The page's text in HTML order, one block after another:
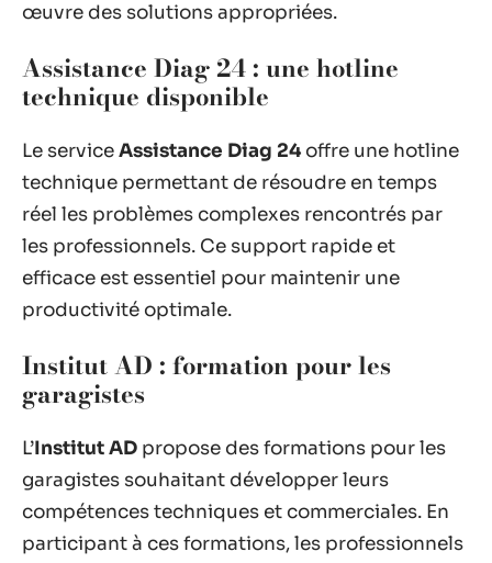
œuvre des solutions appropriées.
Assistance Diag 24 : une hotline
technique disponible
Le serviceAssistance Diag 24 offre une hotline
technique permettant de résoudre en temps
réel les problèmes complexes rencontrés par
les professionnels. Ce support rapide et
efficace est essentiel pour maintenir une
productivité optimale.
Institut AD : formation pour les
garagistes
L’Institut AD propose des formations pour les
garagistes souhaitant développer leurs
compétences techniques et commerciales. En
participant à ces formations, les professionnels